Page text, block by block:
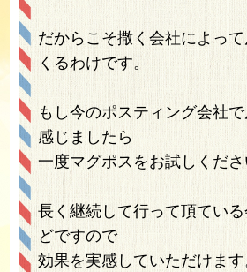
だからこそ撒く会社によっ
くるわけです。
もし今のポスティング会社
感じましたら
一度マグポスをお試しくださ
長く継続して行って頂てい
どですので
効果を実感していただけます